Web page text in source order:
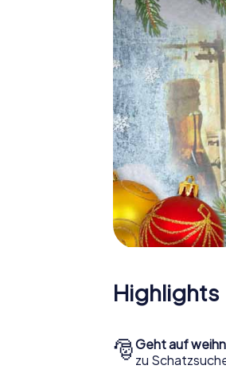
Das myCityHunt X-
Weihnachtsfeier in
Programm Ihrer
Weihnachtsmarkt
bietet die
Zabrze erwartet:
Sie Ihren Kollegen
Adventure als
Highlights
🎅Geht auf
zu